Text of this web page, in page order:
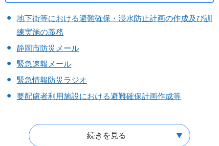
地下街等における避難確保・浸水防止計画の作成及び訓
練実施の義務
静岡市防災メール
緊急速報メール
緊急情報防災ラジオ
要配慮者利用施設における避難確保計画作成等
続きを見る